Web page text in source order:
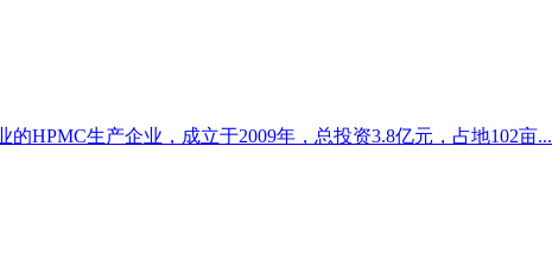
HPMC生产企业，成立于2009年，总投资3.8亿元，占地102亩...